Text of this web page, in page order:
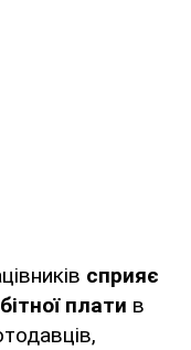
сприяє
плати в